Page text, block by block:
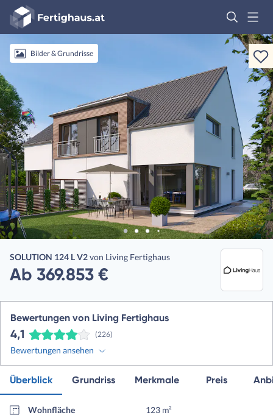
Fertighaus
Logo
AnmeldenBilder & Grundrisse
SOLUTION 124 L V2von Living Fertighaus
Ab 369.853 €
Bewertungen von Living Fertighaus
4,1 (226)
Bewertungen ansehen
Überblick Grundriss Merkmale Preis
Wohnfläche
123 m²